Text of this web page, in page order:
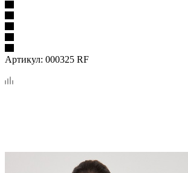
Артикул: 000325 RF